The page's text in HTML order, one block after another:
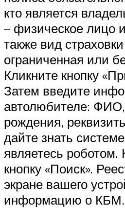
кто является
– физическое лицо
также вид
ограниченная или
Кликните кнопку
Затем введите
автолюбителе: ФИО,
рождения,
дайте знать
являетесь роботом.
кнопку «Поиск».
экране вашего
информацию о КБМ.